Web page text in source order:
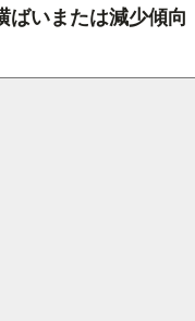
ばいまたは減少傾向